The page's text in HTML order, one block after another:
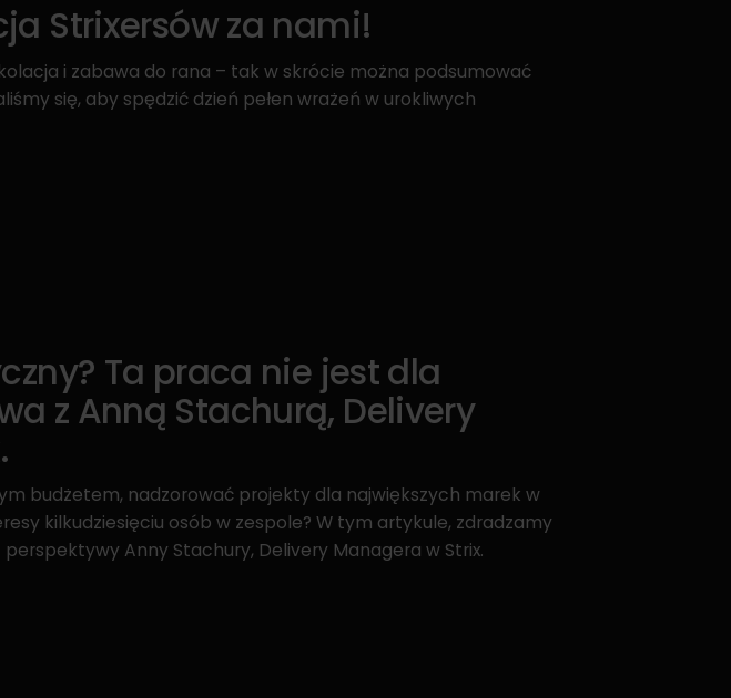
Strixersów za nami!
i zabawa do rana – tak w skrócie można podsumować
się, aby spędzić dzień pełen wrażeń w urokliwych
Ta praca nie jest dla
z Anną Stachurą, Delivery
budżetem, nadzorować projekty dla największych marek w
kilkudziesięciu osób w zespole? W tym artykule, zdradzamy
Anny Stachury, Delivery Managera w Strix.